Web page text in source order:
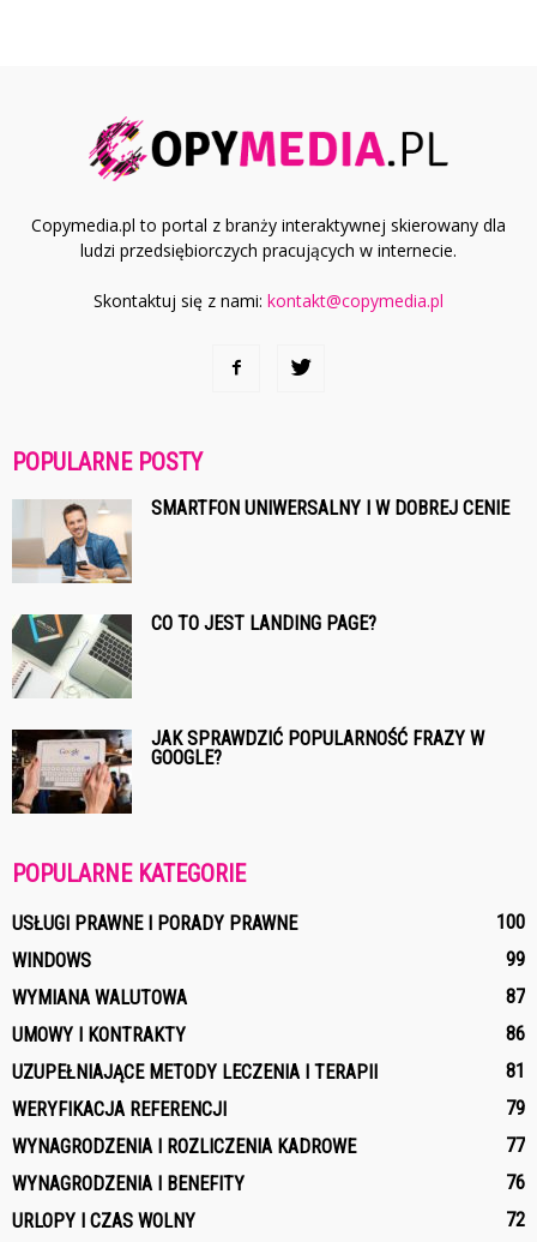
Copymedia.pl to portal z branży interaktywnej skierowany dla
ludzi przedsiębiorczych pracujących w internecie.
Skontaktuj się z nami: kontakt@copymedia.pl
POPULARNE POSTY
SMARTFON UNIWERSALNY I W DOBREJ CENIE
CO TO JEST LANDING PAGE?
JAK SPRAWDZIĆ POPULARNOŚĆ FRAZY W
GOOGLE?
POPULARNE KATEGORIE
USŁUGI PRAWNE I PORADY PRAWNE
100
WINDOWS
99
WYMIANA WALUTOWA
87
UMOWY I KONTRAKTY
86
UZUPEŁNIAJĄCE METODY LECZENIA I TERAPII
81
WERYFIKACJA REFERENCJI
79
WYNAGRODZENIA I ROZLICZENIA KADROWE
77
WYNAGRODZENIA I BENEFITY
76
URLOPY I CZAS WOLNY
72